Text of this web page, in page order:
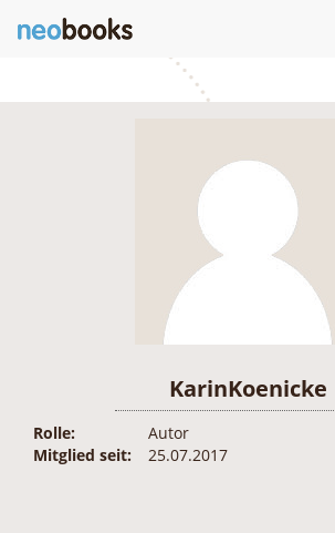
KarinKoenicke
Rolle:
Autor
Mitglied seit:
25.07.2017